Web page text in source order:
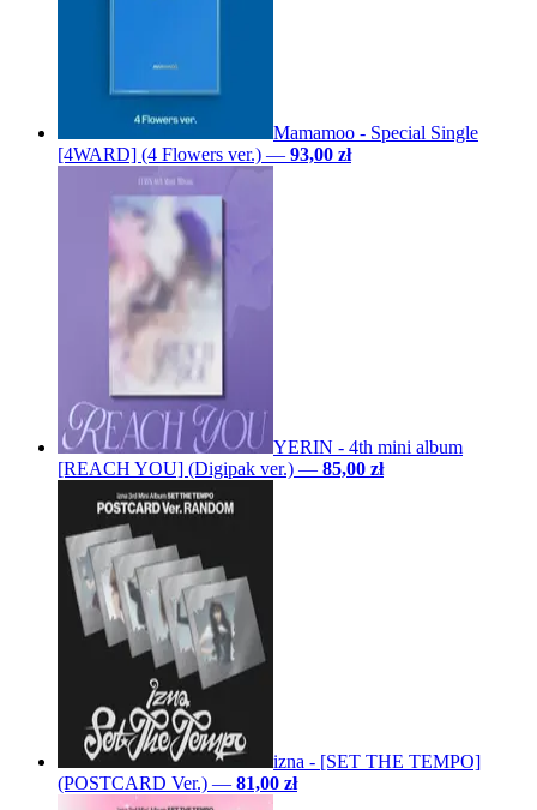
Mamamoo - Special Single
[4WARD] (4 Flowers ver.) — 93,00 zł
YERIN - 4th mini album
[REACH YOU] (Digipak ver.) — 85,00 zł
izna - [SET THE TEMPO]
(POSTCARD Ver.) — 81,00 zł